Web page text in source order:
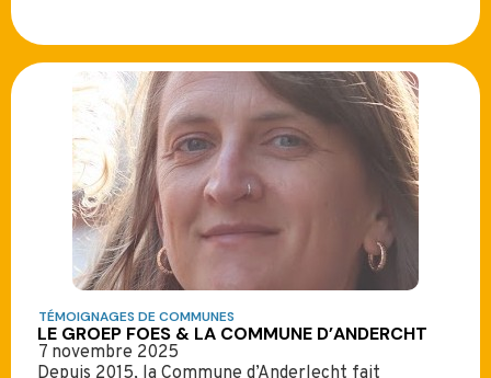
TÉMOIGNAGES DE COMMUNES
LE GROEP FOES & LA COMMUNE D’ANDERCHT
7 novembre 2025